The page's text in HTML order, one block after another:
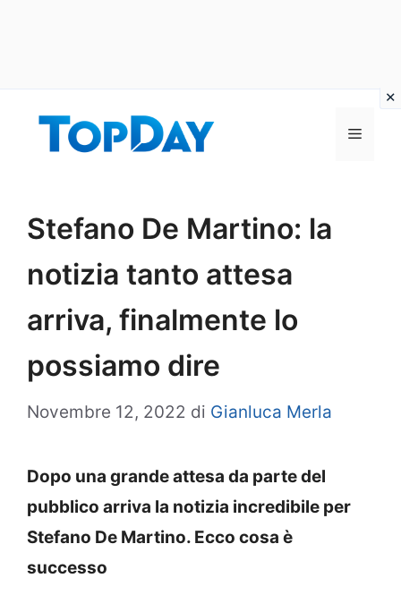
Menu
Stefano De Martino: la
notizia tanto attesa
arriva, finalmente lo
possiamo dire
Novembre 12, 2022 di Gianluca Merla
Dopo una grande attesa da parte del
pubblico arriva la notizia incredibile per
Stefano De Martino. Ecco cosa è
successo